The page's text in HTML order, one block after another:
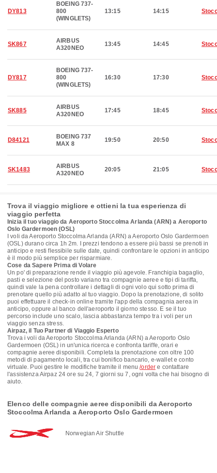
DY813
BOEING 737-
800
(WINGLETS)
13:15 14:15
SK867
AIRBUS
A320NEO
13:45 14:45
DY817
BOEING 737-
800
(WINGLETS)
16:30 17:30
SK885
AIRBUS
A320NEO
17:45 18:45
D84121
BOEING 737
MAX 8
19:50 20:50
SK1483
AIRBUS
A320NEO
20:05 21:05
Trova il viaggio migliore e ottieni la tua esperienza di
viaggio perfetta
Inizia il tuo viaggio da Aeroporto Stoccolma Arlanda (ARN) a Aeroporto
Oslo Gardermoen (OSL)
I voli da Aeroporto Stoccolma Arlanda (ARN) a Aeroporto Oslo Gardermoen
(OSL) durano circa 1h 2m. I prezzi tendono a essere più bassi se prenoti in
anticipo e resti flessibile sulle date, quindi confrontare le opzioni in anticipo
è il modo più semplice per risparmiare.
Cose da Sapere Prima di Volare
Un po' di preparazione rende il viaggio più agevole. Franchigia bagaglio,
pasti e selezione del posto variano tra compagnie aeree e tipi di tariffa,
quindi vale la pena controllare i dettagli di ogni volo qui sotto prima di
prenotare quello più adatto al tuo viaggio. Dopo la prenotazione, di solito
puoi effettuare il check-in online tramite l'app della compagnia aerea in
anticipo, oppure al banco dell'aeroporto il giorno stesso. E se il tuo
percorso include uno scalo, lascia abbastanza tempo tra i voli per un
viaggio senza stress.
Airpaz, il Tuo Partner di Viaggio Esperto
Trova i voli da Aeroporto Stoccolma Arlanda (ARN) a Aeroporto Oslo
Gardermoen (OSL) in un'unica ricerca e confronta tariffe, orari e
compagnie aeree disponibili. Completa la prenotazione con oltre 100
metodi di pagamento locali, tra cui bonifico bancario, e-wallet e conto
virtuale. Puoi gestire le modifiche tramite il menu/order e contattare
l'assistenza Airpaz 24 ore su 24, 7 giorni su 7, ogni volta che hai bisogno di
aiuto.
Elenco delle compagnie aeree disponibili da Aeroporto
Stoccolma Arlanda a Aeroporto Oslo Gardermoen
Norwegian Air Shuttle